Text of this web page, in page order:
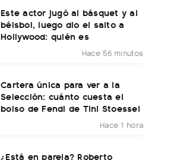
Este actor jugó al básquet y al
béisbol, luego dio el salto a
Hollywood: quién es
Hace 56 minutos
Cartera única para ver a la
Selección: cuánto cuesta el
bolso de Fendi de Tini Stoessel
Hace 1 hora
¿Está en pareja? Roberto